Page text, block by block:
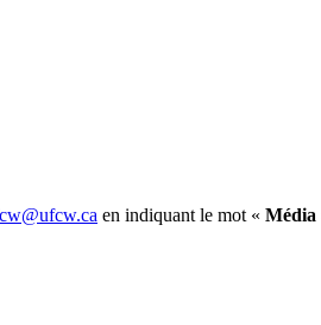
en indiquant le mot « Média